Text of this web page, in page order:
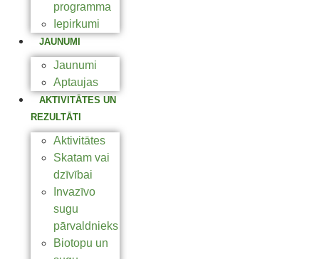
programma
Iepirkumi
JAUNUMI
Jaunumi
Aptaujas
AKTIVITĀTES UN
REZULTĀTI
Aktivitātes
Skatam vai
dzīvībai
Invazīvo
sugu
pārvaldnieks
Biotopu un